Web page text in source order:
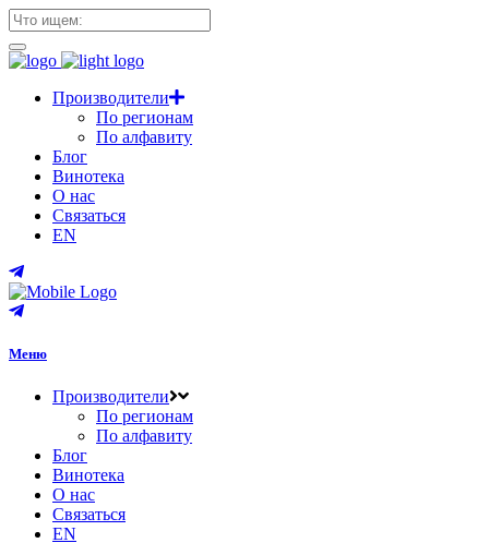
Производители
По регионам
По алфавиту
Блог
Винотека
О нас
Связаться
EN
Меню
Производители
По регионам
По алфавиту
Блог
Винотека
О нас
Связаться
EN